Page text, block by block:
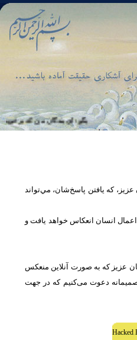
بگو: اى بندگان من كه بر خويشتنتا [مبادا] كسى بگويد: افسوس بر آنچه در كار خدا كوتاهى كردم! و حقّا كه من از ريشخند كنندگان بودم. سوره زمر 56
که یافتن پاسخ‌‌شان، مي‌تواند
انسان انعكاس خواهد يافت و
عزیز که به صورت آنلاین منعکس
دعوت می‌کنیم که در جهت
Hacked